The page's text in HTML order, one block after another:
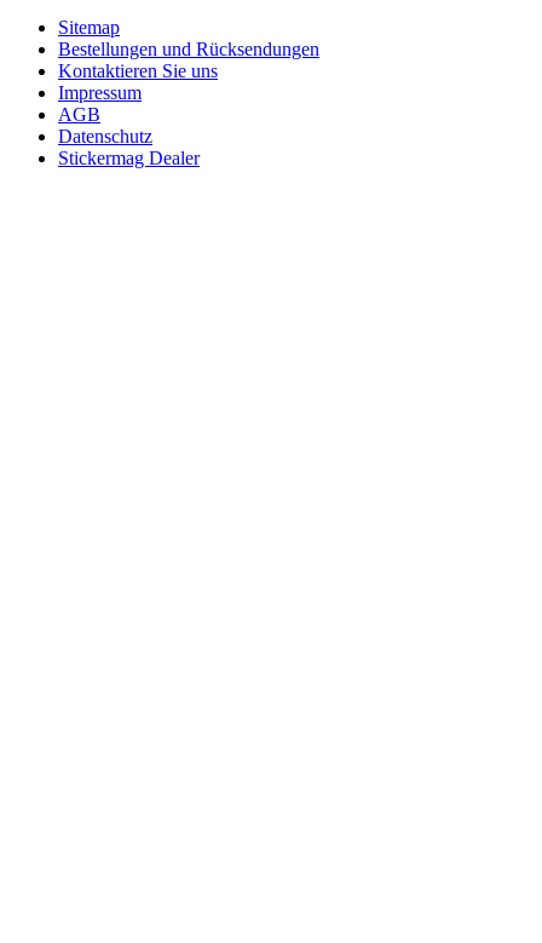
Sitemap
Bestellungen und Rücksendungen
Kontaktieren Sie uns
Impressum
AGB
Datenschutz
Stickermag Dealer